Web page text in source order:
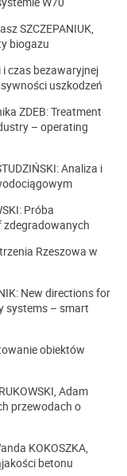
SZCZEPANIUK,
biogazu
i czas bezawaryjnej
uszkodzeń
ZDEB: Treatment
– operating
Analiza i
Próba
Rzeszowa w
New directions for
systems – smart
obiektów
Adam
przewodach o
KOKOSZKA,
betonu